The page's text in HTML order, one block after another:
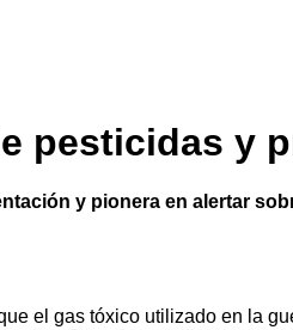
pesticidas y
y pionera en alertar
el gas tóxico utilizado en la